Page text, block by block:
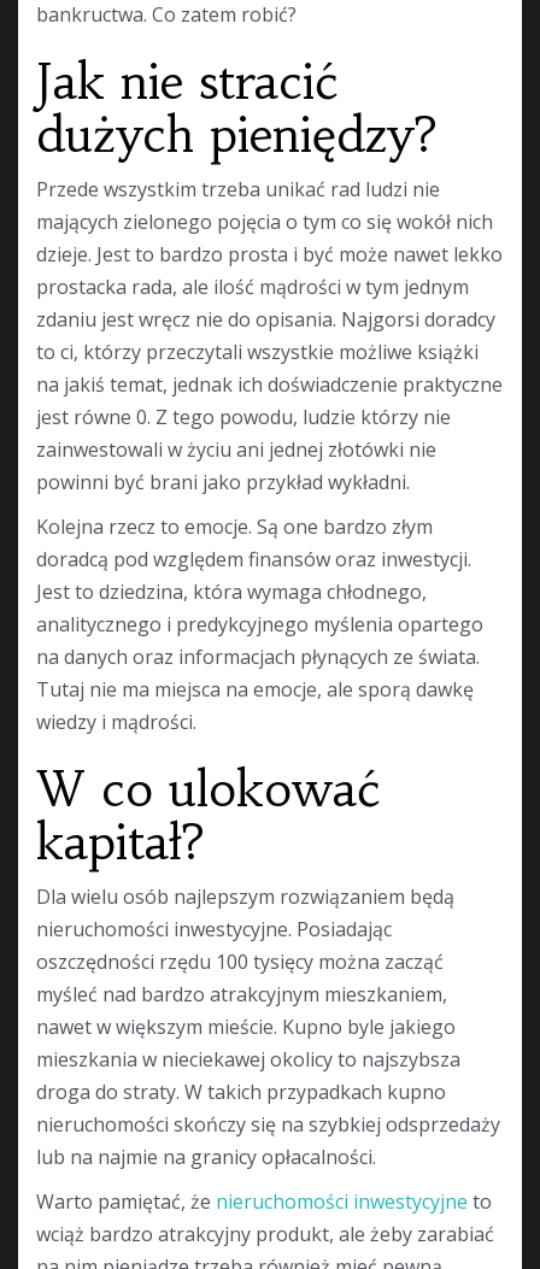
bankructwa. Co zatem robić?
Jak nie stracić
dużych pieniędzy?
Przede wszystkim trzeba unikać rad ludzi nie
mających zielonego pojęcia o tym co się wokół nich
dzieje. Jest to bardzo prosta i być może nawet lekko
prostacka rada, ale ilość mądrości w tym jednym
zdaniu jest wręcz nie do opisania. Najgorsi doradcy
to ci, którzy przeczytali wszystkie możliwe książki
na jakiś temat, jednak ich doświadczenie praktyczne
jest równe 0. Z tego powodu, ludzie którzy nie
zainwestowali w życiu ani jednej złotówki nie
powinni być brani jako przykład wykładni.
Kolejna rzecz to emocje. Są one bardzo złym
doradcą pod względem finansów oraz inwestycji.
Jest to dziedzina, która wymaga chłodnego,
analitycznego i predykcyjnego myślenia opartego
na danych oraz informacjach płynących ze świata.
Tutaj nie ma miejsca na emocje, ale sporą dawkę
wiedzy i mądrości.
W co ulokować
kapitał?
Dla wielu osób najlepszym rozwiązaniem będą
nieruchomości inwestycyjne. Posiadając
oszczędności rzędu 100 tysięcy można zacząć
myśleć nad bardzo atrakcyjnym mieszkaniem,
nawet w większym mieście. Kupno byle jakiego
mieszkania w nieciekawej okolicy to najszybsza
droga do straty. W takich przypadkach kupno
nieruchomości skończy się na szybkiej odsprzedaży
lub na najmie na granicy opłacalności.
Warto pamiętać, że nieruchomości inwestycyjne to
wciąż bardzo atrakcyjny produkt, ale żeby zarabiać